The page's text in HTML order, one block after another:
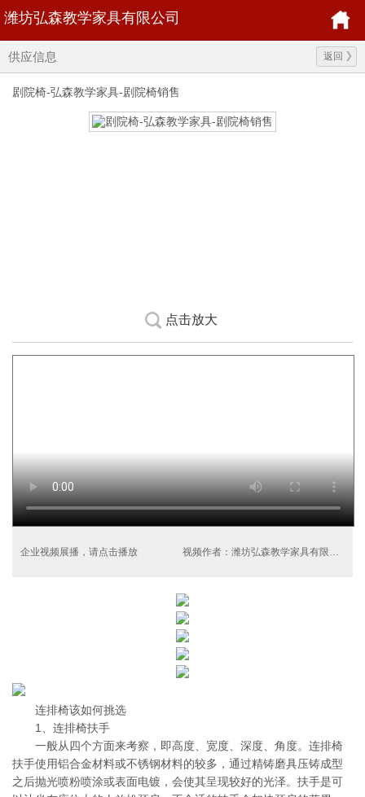
潍坊弘森教学家具有限公司
供应信息 返回
剧院椅-弘森教学家具-剧院椅销售
点击放大
企业视频展播，请点击播放 视频作者：潍坊弘森教学家具有限公司
连排椅该如何挑选
1、连排椅扶手
一般从四个方面来考察，即高度、宽度、深度、角度。连排椅
扶手使用铝合金材料或不锈钢材料的较多，通过精铸磨具压铸成型
之后抛光喷粉喷涂或表面电镀，会使其呈现较好的光泽。扶手是可